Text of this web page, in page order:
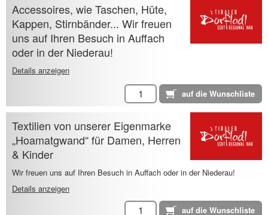
Accessoires, wie Taschen, Hüte,
Kappen, Stirnbänder... Wir freuen
uns auf Ihren Besuch in Auffach
oder in der Niederau!
Details anzeigen
Textilien von unserer Eigenmarke
„Hoamatgwand“ für Damen, Herren
& Kinder
Wir freuen uns auf Ihren Besuch in Auffach oder in der Niederau!
Details anzeigen